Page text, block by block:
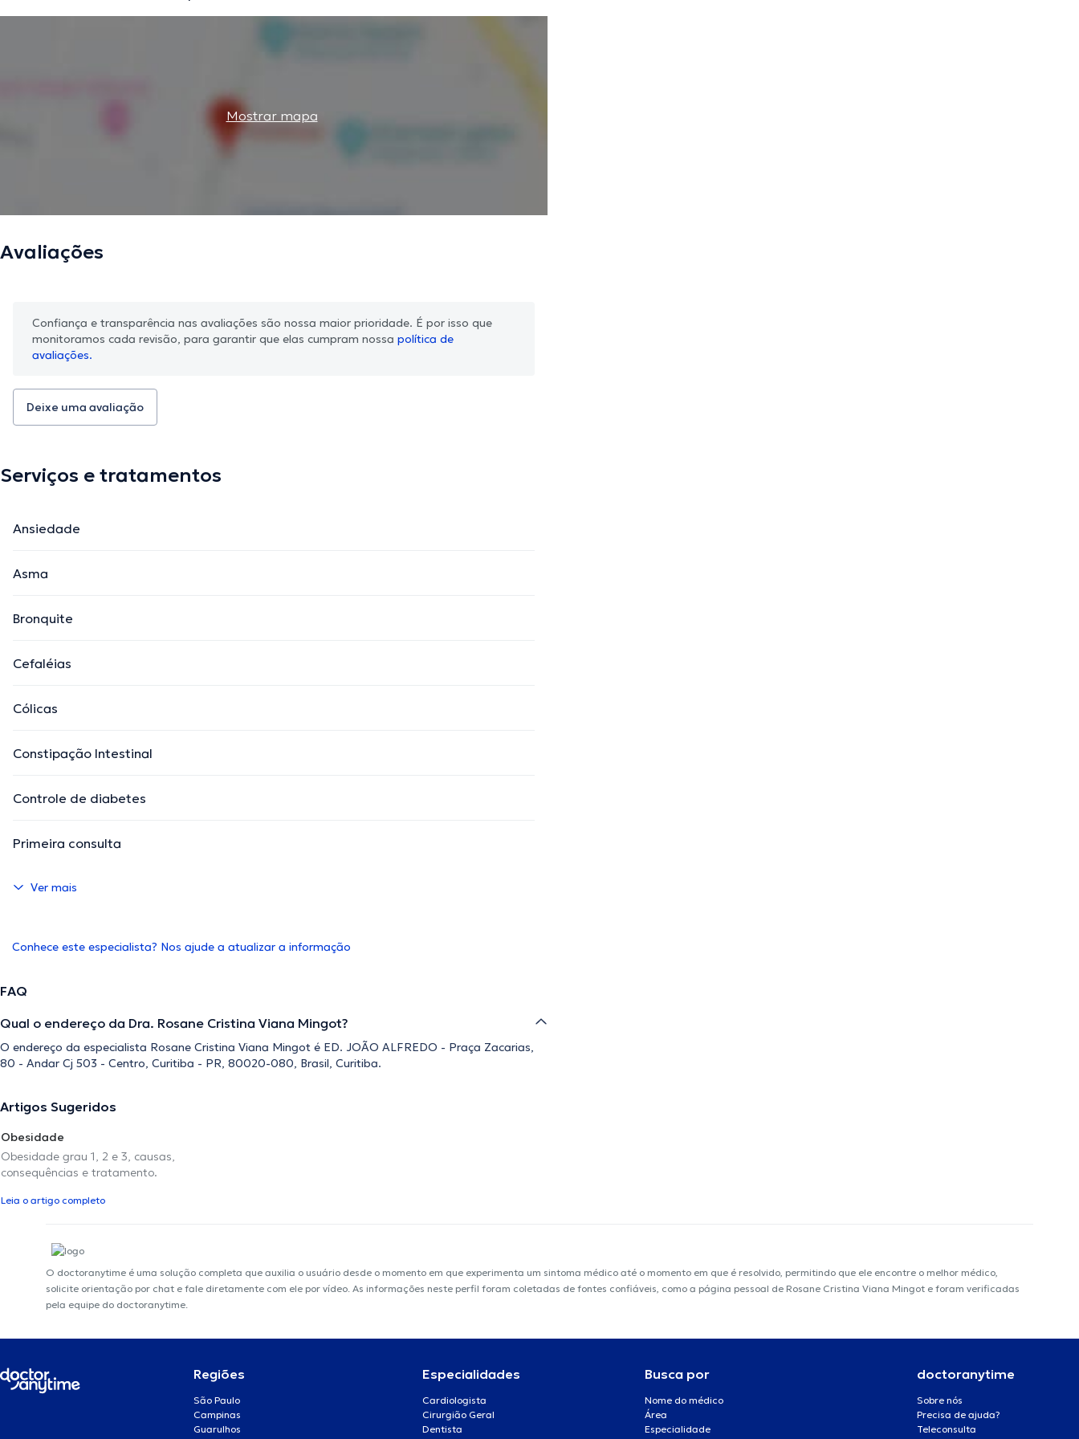
Mostrar mapa
Avaliações
Confiança e transparência nas avaliações são nossa maior prioridade. É por isso que
monitoramos cada revisão, para garantir que elas cumpram nossa política de
avaliações.
Deixe uma avaliação
Serviços e tratamentos
Ansiedade
Asma
Bronquite
Cefaléias
Cólicas
Constipação Intestinal
Controle de diabetes
Primeira consulta
Ver mais
Conhece este especialista? Nos ajude a atualizar a informação
FAQ
Qual o endereço da Dra. Rosane Cristina Viana Mingot?
O endereço da especialista Rosane Cristina Viana Mingot é ED. JOÃO ALFREDO - Praça Zacarias,
80 - Andar Cj 503 - Centro, Curitiba - PR, 80020-080, Brasil, Curitiba.
Artigos Sugeridos
Obesidade
Obesidade grau 1, 2 e 3, causas,
consequências e tratamento.
Leia o artigo completo
O doctoranytime é uma solução completa que auxilia o usuário desde o momento em que experimenta um sintoma médico até o momento em que é resolvido, permitindo que ele encontre o melhor médico,
solicite orientação por chat e fale diretamente com ele por vídeo. As informações neste perfil foram coletadas de fontes confiáveis, como a página pessoal de Rosane Cristina Viana Mingot e foram verificadas
pela equipe do doctoranytime.
Regiões
São Paulo
Campinas
Guarulhos
Especialidades
Cardiologista
Cirurgião Geral
Dentista
Busca por
Nome do médico
Área
Especialidade
doctoranytime
Sobre nós
Precisa de ajuda?
Teleconsulta